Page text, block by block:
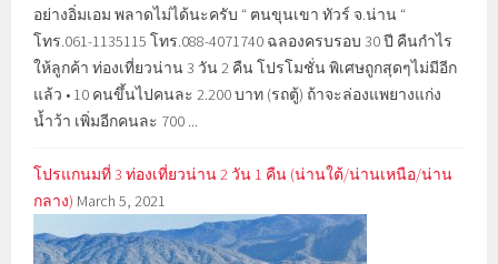
อย่างอิ่มเอม พลาดไม่ได้นะครับ “ ฅนขุนเขา ทัวร์ จ.น่าน “
โทร.061-1135115 โทร.088-4071740 ฉลองครบรอบ 30 ปี คืนกำไร
ให้ลูกค้า ท่องเที่ยวน่าน 3 วัน 2 คืน โปรโมชั่น พิเศษถูกสุดๆไม่มีอีก
แล้ว • 10 คนขึ้นไปคนละ 2.200 บาท (รถตู้) ถ้าจะล่องแพยางแก่ง
น้ำว้า เพิ่มอีกคนละ 700 ...
โปรแกนมที่ 3 ท่องเที่ยวน่าน 2 วัน 1 คืน (น่านใต้/น่านเหนือ/น่าน
กลาง) March 5, 2021